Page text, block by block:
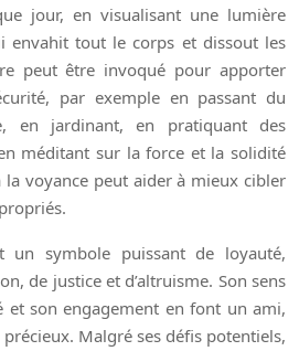
jour, en visualisant une lumière
envahit tout le corps et dissout les
peut être invoqué pour apporter
par exemple en passant du
en jardinant, en pratiquant des
méditant sur la force et la solidité
la voyance peut aider à mieux cibler
un symbole puissant de loyauté,
de justice et d’altruisme. Son sens
et son engagement en font un ami,
Malgré ses défis potentiels,